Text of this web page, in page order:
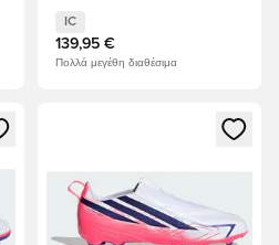
IC
139,95 €
Πολλά μεγέθη διαθέσιμα
συνδεθείτε ή να εγγραφείτε ως
Ανοίγει ένα Modal για να